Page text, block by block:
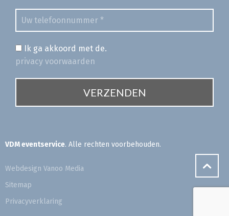
Ik ga akkoord met de.
privacy voorwaarden
VDM eventservice. Alle rechten voorbehouden.
Webdesign Vanoo Media
Sitemap
Privacyverklaring